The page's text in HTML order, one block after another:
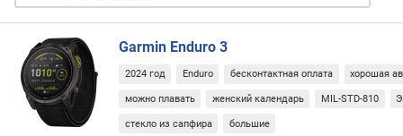
м
а
т
р
и
Garmin Enduro 3
2024 год Enduro бесконтактная оплата хорошая
можно плавать женский календарь MIL-STD-810
стекло из сапфира большие